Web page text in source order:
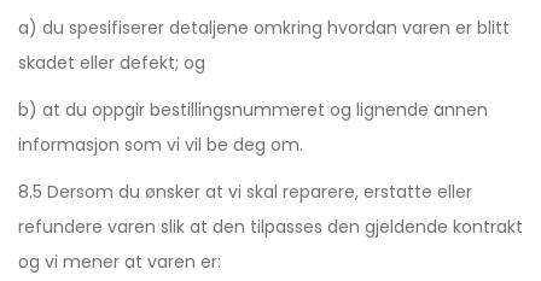
a) du spesifiserer detaljene omkring hvordan varen er blitt
skadet eller defekt; og
b) at du oppgir bestillingsnummeret og lignende annen
informasjon som vi vil be deg om.
8.5 Dersom du ønsker at vi skal reparere, erstatte eller
refundere varen slik at den tilpasses den gjeldende kontrakt
og vi mener at varen er: